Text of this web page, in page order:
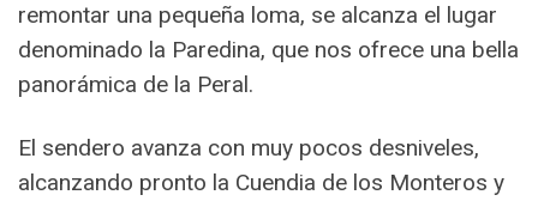
remontar una pequeña loma, se alcanza el lugar
denominado la Paredina, que nos ofrece una bella
panorámica de la Peral.
El sendero avanza con muy pocos desniveles,
alcanzando pronto la Cuendia de los Monteros y